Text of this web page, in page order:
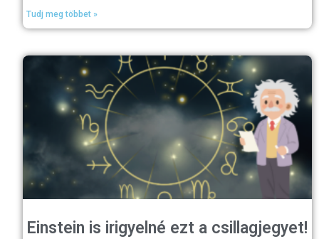
Tudj meg többet »
Einstein is irigyelné ezt a csillagjegyet!